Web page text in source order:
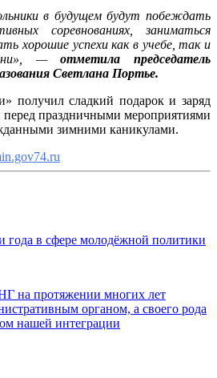
в будущем будут побеждать
соревнованиях, заниматься
хорошие успехи как в учебе, так и
—отметила председатель
Светлана Портье.
получил сладкий подарок и заряд
перед праздничными мероприятиями
зимними каникулами.
года в сфере молодёжной политики
на протяжении многих лет
органом, а своего рода
нашей интеграции